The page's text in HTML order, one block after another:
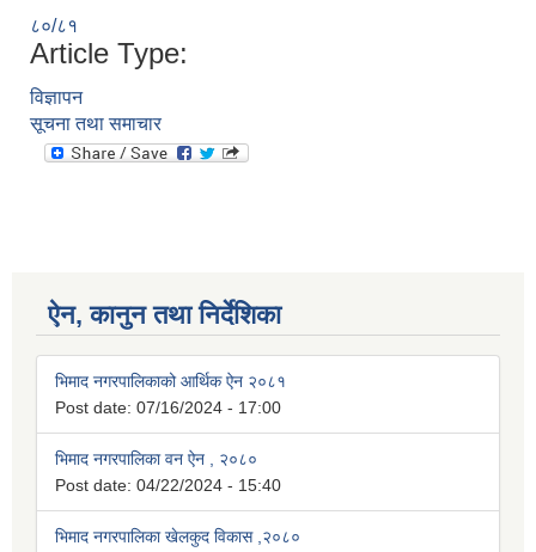
८०/८१
Article Type:
विज्ञापन
सूचना तथा समाचार
ऐन, कानुन तथा निर्देशिका
भिमाद नगरपालिकाको आर्थिक ऐन २०८१
Post date: 07/16/2024 - 17:00
भिमाद नगरपालिका वन ऐन , २०८०
Post date: 04/22/2024 - 15:40
भिमाद नगरपालिका खेलकुद विकास ,२०८०